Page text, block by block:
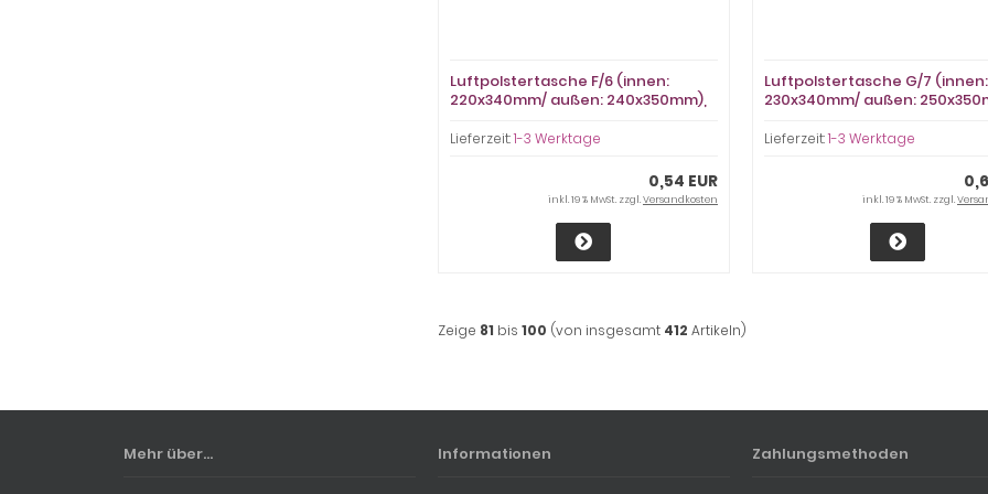
Luftpolstertasche F/6 (innen:
220x340mm/ außen: 240x350mm),
Lieferzeit:1-3 Werktage
0,54 EUR
inkl. 19 % MwSt. zzgl.Versandkosten
Luftpolstertasche G/7 (innen:
230x340mm/ außen:
Lieferzeit:1-3 Werktage
inkl. 19 % MwSt. zzgl.
Zeige 81 bis 100 (von insgesamt 412 Artikeln)
Mehr über... Informationen Zahlungsmethoden